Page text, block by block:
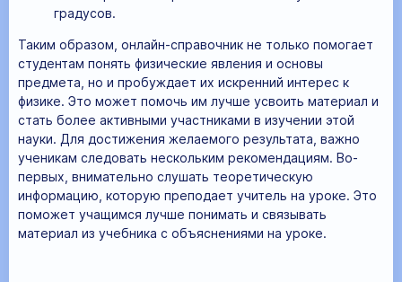
градусов.
Таким образом, онлайн-справочник не только помогает
студентам понять физические явления и основы
предмета, но и пробуждает их искренний интерес к
физике. Это может помочь им лучше усвоить материал и
стать более активными участниками в изучении этой
науки. Для достижения желаемого результата, важно
ученикам следовать нескольким рекомендациям. Во-
первых, внимательно слушать теоретическую
информацию, которую преподает учитель на уроке. Это
поможет учащимся лучше понимать и связывать
материал из учебника с объяснениями на уроке.